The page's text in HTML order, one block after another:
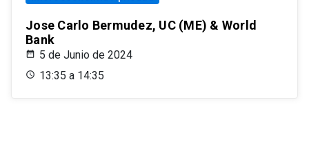
Jose Carlo Bermudez, UC (ME) & World
Bank
5 de Junio de 2024
13:35 a 14:35